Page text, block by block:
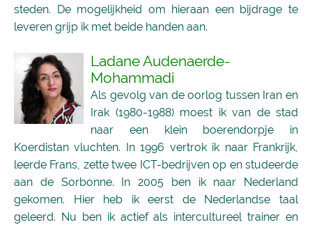
steden. De mogelijkheid om hieraan een bijdrage te
leveren grijp ik met beide handen aan.
Ladane Audenaerde-
Mohammadi
Als gevolg van de oorlog tussen Iran en
Irak (1980-1988) moest ik van de stad
naar een klein boerendorpje in
Koerdistan vluchten. In 1996 vertrok ik naar Frankrijk,
leerde Frans, zette twee ICT-bedrijven op en studeerde
aan de Sorbonne. In 2005 ben ik naar Nederland
gekomen. Hier heb ik eerst de Nederlandse taal
geleerd. Nu ben ik actief als intercultureel trainer en